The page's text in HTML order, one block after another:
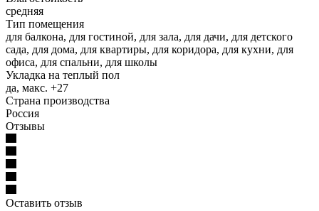
средняя
Тип помещения
для балкона, для гостиной, для зала, для дачи, для детского
сада, для дома, для квартиры, для коридора, для кухни, для
офиса, для спальни, для школы
Укладка на теплый пол
да, макс. +27
Страна производства
Россия
Отзывы
Оставить отзыв